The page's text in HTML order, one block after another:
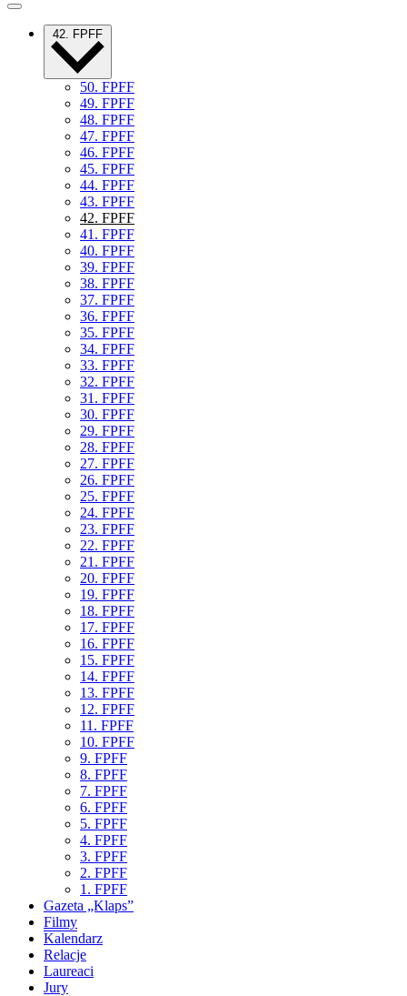
42. FPFF
50. FPFF
49. FPFF
48. FPFF
47. FPFF
46. FPFF
45. FPFF
44. FPFF
43. FPFF
42. FPFF
41. FPFF
40. FPFF
39. FPFF
38. FPFF
37. FPFF
36. FPFF
35. FPFF
34. FPFF
33. FPFF
32. FPFF
31. FPFF
30. FPFF
29. FPFF
28. FPFF
27. FPFF
26. FPFF
25. FPFF
24. FPFF
23. FPFF
22. FPFF
21. FPFF
20. FPFF
19. FPFF
18. FPFF
17. FPFF
16. FPFF
15. FPFF
14. FPFF
13. FPFF
12. FPFF
11. FPFF
10. FPFF
9. FPFF
8. FPFF
7. FPFF
6. FPFF
5. FPFF
4. FPFF
3. FPFF
2. FPFF
1. FPFF
Gazeta „Klaps”
Filmy
Kalendarz
Relacje
Laureaci
Jury